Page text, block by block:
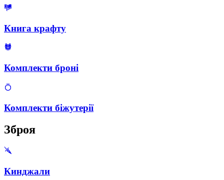
Книга крафту
Комплекти броні
Комплекти біжутерії
Зброя
Кинджали